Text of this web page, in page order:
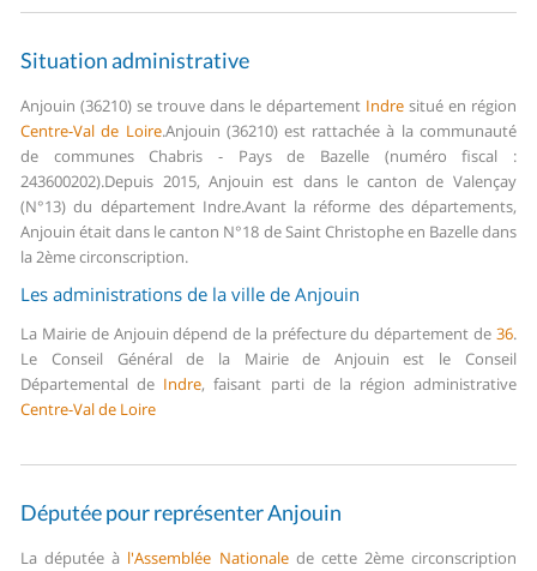
Situation administrative
Anjouin (36210) se trouve dans le département Indresitué en région
Centre-Val de Loire.Anjouin (36210) est rattachée à la communauté
de communes Chabris - Pays de Bazelle (numéro fiscal :
243600202).Depuis 2015, Anjouin est dans le canton de Valençay
(N°13) du département Indre.Avant la réforme des départements,
Anjouin était dans le canton N°18 de Saint Christophe en Bazelle dans
la 2ème circonscription.
Les administrations de la ville de Anjouin
La Mairie de Anjouin dépend de la préfecture du département de 36.
Le Conseil Général de la Mairie de Anjouin est le Conseil
Départemental de Indre, faisant parti de la région administrative
Centre-Val de Loire
Députée pour représenter Anjouin
La députée à l'Assemblée Nationalede cette 2ème circonscription